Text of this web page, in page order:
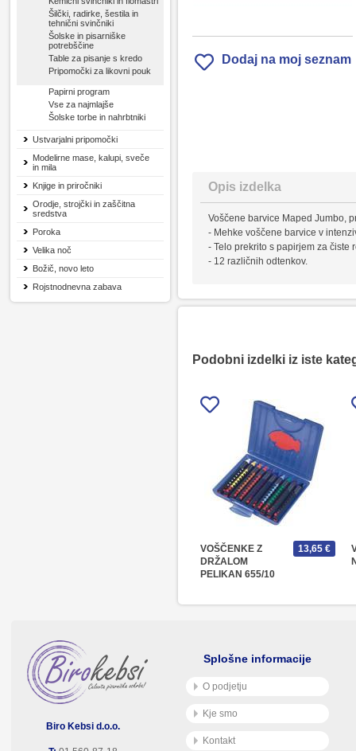
Šilčki, radirke, šestila in
tehnični svinčniki
Šolske in pisarniške
potrebščine
Table za pisanje s kredo
Pripomočki za likovni pouk
Papirni program
Vse za najmlajše
Šolske torbe in nahrbtniki
Ustvarjalni pripomočki
Modelirne mase, kalupi, sveče
in mila
Knjige in priročniki
Orodje, strojčki in zaščitna
sredstva
Poroka
Velika noč
Božič, novo leto
Rojstnodnevna zabava
Dodaj na moj seznam
Opis izdelka
Voščene barvice Maped Jumbo,
- Mehke voščene barvice v
- Telo prekrito s papirjem za čiste
- 12 različnih odtenkov.
Podobni izdelki iz iste
VOŠČENKE Z
DRŽALOM
PELIKAN 655/10
13,65 €
Biro Kebsi d.o.o.
Splošne informacije
O podjetju
Kje smo
Kontakt